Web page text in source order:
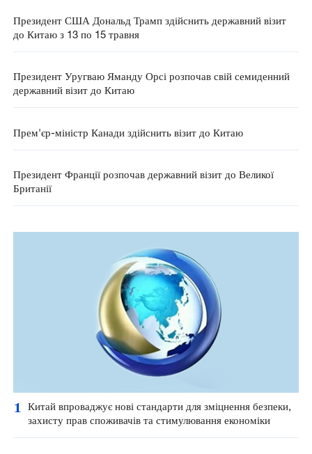
Президент США Дональд Трамп здійснить державний візит
до Китаю з 13 по 15 травня
Президент Уругваю Яманду Орсі розпочав свій семиденний
державний візит до Китаю
Прем'єр-міністр Канади здійснить візит до Китаю
Президент Франції розпочав державний візит до Великої
Британії
1
Китай впроваджує нові стандарти для зміцнення безпеки,
захисту прав споживачів та стимулювання економіки